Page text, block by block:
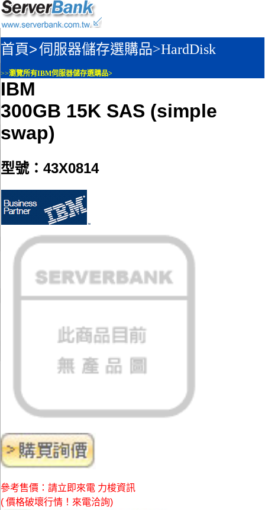
首頁>伺服器儲存選購品>HardDisk
>>瀏覽所有IBM伺服器儲存選購品>
IBM
300GB 15K SAS (simple
swap)
型號：43X0814
參考售價：請立即來電 力梭資訊
( 價格破壞行情！來電洽詢)